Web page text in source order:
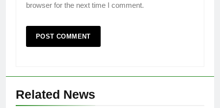
browser for the next time I comment.
Related News